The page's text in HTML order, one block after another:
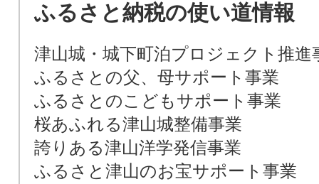
ふるさと納税の使い道情報
津山城・城下町泊プロジェクト推進
ふるさとの父、母サポート事業
ふるさとのこどもサポート事業
桜あふれる津山城整備事業
誇りある津山洋学発信事業
ふるさと津山のお宝サポート事業